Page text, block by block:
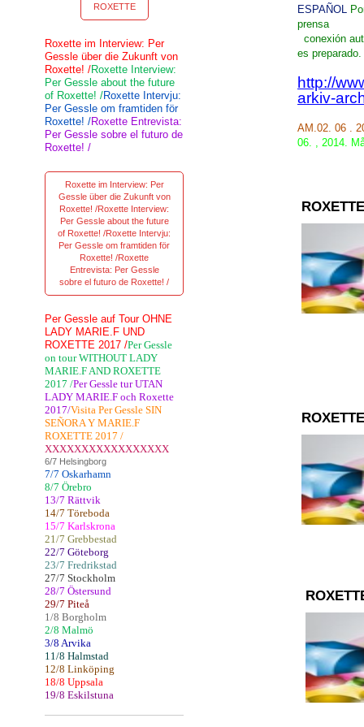
ESPAÑOL
prensa
conexión
es preparado.
http://
arkiv-
AM.02. 06 .
06. , 2014.
ROXETTE
Roxette im Interview: Per
Gessle über die Zukunft von
Roxette! /Roxette Interview:
Per Gessle about the future
of Roxette! /Roxette Intervju:
Per Gessle om framtiden för
Roxette! /Roxette Entrevista:
Per Gessle sobre el futuro de
Roxette! /
Roxette im Interview: Per
Gessle über die Zukunft von
Roxette! /Roxette Interview:
Per Gessle about the future
of Roxette! /Roxette Intervju:
Per Gessle om framtiden för
Roxette! /Roxette
Entrevista: Per Gessle
sobre el futuro de Roxette! /
Per Gessle auf Tour OHNE
LADY MARIE.F UND
ROXETTE 2017 /Per Gessle
on tour WITHOUT LADY
MARIE.F AND ROXETTE
2017 /Per Gessle tur UTAN
LADY MARIE.F och Roxette
2017/Visita Per Gessle SIN
SEÑORA Y MARIE.F
ROXETTE 2017 /
XXXXXXXXXXXXXXXXX
6/7 Helsingborg
7/7 Oskarhamn
8/7 Örebro
13/7 Rättvik
14/7 Töreboda
15/7 Karlskrona
21/7 Grebbestad
22/7 Göteborg
23/7 Fredrikstad
27/7 Stockholm
28/7 Östersund
29/7 Piteå
1/8 Borgholm
2/8 Malmö
3/8 Arvika
11/8 Halmstad
12/8 Linköping
18/8 Uppsala
19/8 Eskilstuna